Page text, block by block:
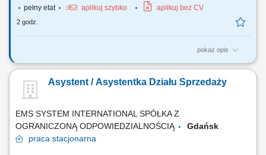
pełny etat
aplikuj szybko aplikuj bez CV
2 godz.
pokaż opis
Nasi kierowcy pracują jako: Kierowcy dystrybucji marketów
chłodnia, izoterma; Kierowców Terbergów (placowych) Uwaga nie
posiadamy ofert dla kierowców na trasach międzynarodowych i
Asystent / Asystentka Działu Sprzedaży
EMS SYSTEM INTERNATIONAL SPÓŁKA Z
OGRANICZONĄ ODPOWIEDZIALNOŚCIĄ
Gdańsk
praca stacjonarna